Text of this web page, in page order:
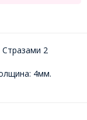
Стразами 2
4мм.